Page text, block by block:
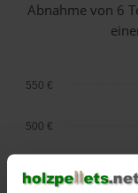
Abnahmevon 6
500 €
550 €